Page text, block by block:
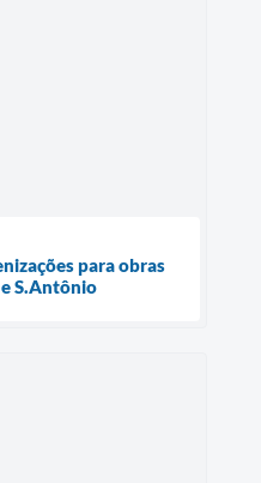
para obras
e S.Antônio